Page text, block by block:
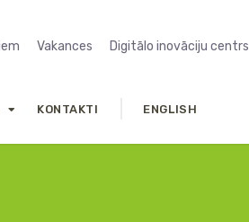
Vakances Digitālo inovāciju centrs
KONTAKTI ENGLISH